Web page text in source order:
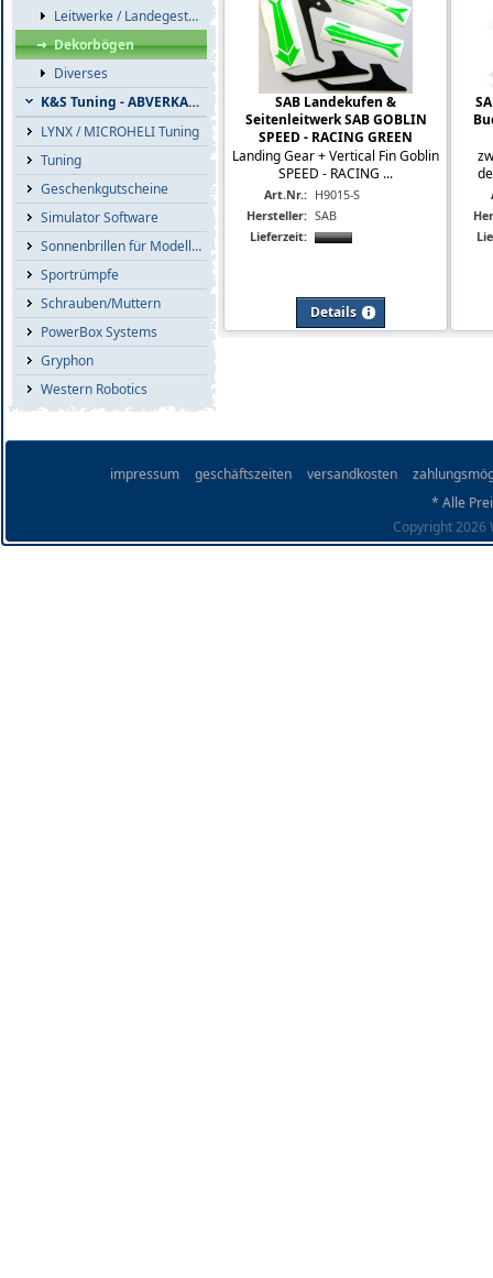
Leitwerke / Landegestelle
Dekorbögen
Diverses
K&S Tuning - ABVERKAUF
LYNX / MICROHELI Tuning
Tuning
Geschenkgutscheine
Simulator Software
Sonnenbrillen für Modellflieger
Sportrümpfe
Schrauben/Muttern
PowerBox Systems
Gryphon
Western Robotics
SAB Landekufen &
Seitenleitwerk SAB GOBLIN
SPEED - RACING GREEN
Landing Gear + Vertical Fin Goblin
SPEED - RACING ...
Art.Nr.: H9015-S
Hersteller: SAB
Lieferzeit:
Details
impressum geschäftszeiten versandkosten
* Alle
Copyright 2026